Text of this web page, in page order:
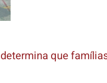
que